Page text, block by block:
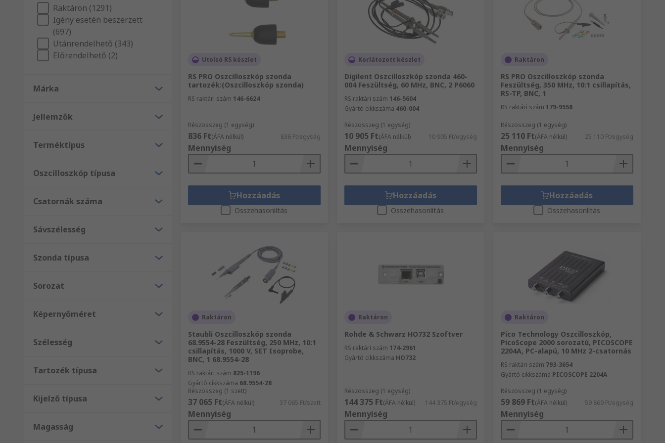
Raktáron (1291)
Igény esetén beszerzett
(697)
Utánrendelhető (343)
Előrendelhető (2)
Márka
Jellemzők
Terméktípus
Oszcilloszkóp típusa
Csatornák száma
Sávszélesség
Szonda típusa
Sorozat
Képernyőméret
Szélesség
Tartozék típusa
Kijelző típusa
Magasság
Utolsó RS készlet
RS PRO Oszcilloszkóp szonda
tartozék:(Oszcilloszkóp szonda)
RS raktári szám 146-6624
Részösszeg (1 egység)
836 Ft(ÁFA nélkül) 836 Ft/egység
Mennyiség
Hozzáadás
Összehasonlítás
Korlátozott készlet
Digilent Oszcilloszkóp szonda 460-
004 Feszültség, 60 MHz, BNC, 2 P6060
RS raktári szám 146-5604
Gyártó cikkszáma 460-004
Részösszeg (1 egység)
10 905 Ft(ÁFA nélkül) 10 905 Ft/egység
Mennyiség
Hozzáadás
Összehasonlítás
Raktáron
RS PRO Oszcilloszkóp szonda
Feszültség, 350 MHz, 10:1 csillapítás,
RS-TP, BNC, 1
RS raktári szám 179-9558
Részösszeg (1 egység)
25 110 Ft(ÁFA nélkül) 25 110 Ft/egység
Mennyiség
Hozzáadás
Összehasonlítás
Raktáron
Staubli Oszcilloszkóp szonda
68.9554-28 Feszültség, 250 MHz, 10:1
csillapítás, 1000 V, SET Isoprobe,
BNC, 1 68.9554-28
RS raktári szám 825-1196
Gyártó cikkszáma 68.9554-28
Részösszeg (1 szett)
37 065 Ft(ÁFA nélkül) 37 065 Ft/szett
Mennyiség
Raktáron
Rohde & Schwarz HO732 Szoftver
RS raktári szám 174-2961
Gyártó cikkszáma HO732
Részösszeg (1 egység)
144 375 Ft(ÁFA nélkül) 144 375 Ft/egység
Mennyiség
Raktáron
Pico Technology Oszcilloszkóp,
PicoScope 2000 sorozatú, PICOSCOPE
2204A, PC-alapú, 10 MHz 2-csatornás
RS raktári szám 793-3654
Gyártó cikkszáma PICOSCOPE 2204A
Részösszeg (1 egység)
59 869 Ft(ÁFA nélkül) 59 869 Ft/egység
Mennyiség